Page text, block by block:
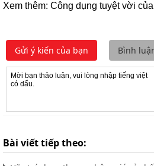
Xem thêm: Công dụng tuyệt vời
Gửi ý kiến của bạn Bình
Bài viết tiếp theo: